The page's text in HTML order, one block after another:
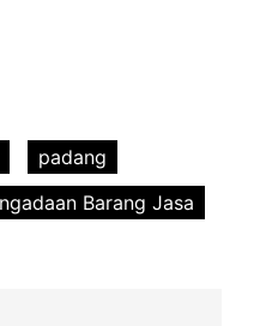
padang
Barang Jasa